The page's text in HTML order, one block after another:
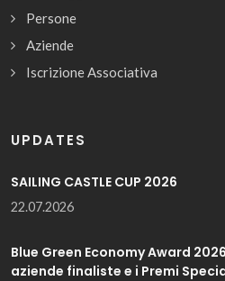
Persone
Aziende
Iscrizione Associativa
UPDATES
SAILING CASTLE CUP 2026
22.07.2026
Blue Green Economy Award
aziende finaliste e i Premi